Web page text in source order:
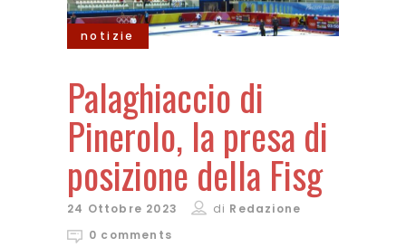
notizie
Palaghiaccio di
Pinerolo, la presa di
posizione della Fisg
24 Ottobre 2023 di Redazione
0 comments